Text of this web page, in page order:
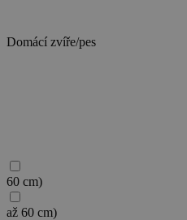
Domácí zvíře/pes
60 cm)
až 60 cm)